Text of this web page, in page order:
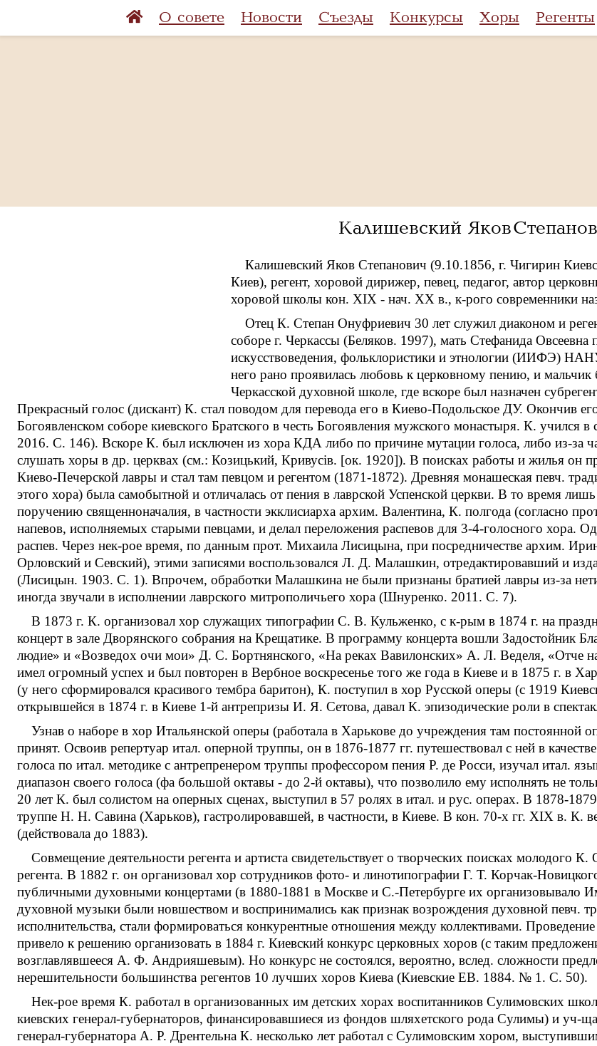
О совете Новости Съезды Конкурсы Хоры Регенты
Калишевский Яков
Калишевский Яков Степанович (9.10.1856, г. Чигирин
Киев), регент, хоровой дирижер, певец, педагог, автор
хоровой школы кон. ХIХ - нач. ХХ в., к-рого современники
Отец К. Степан Онуфриевич 30 лет служил диаконом и
соборе г. Черкассы (Беляков. 1997), мать Стефанида
искусствоведения, фольклористики и этнологии (ИИФЭ)
него рано проявилась любовь к церковному пению, и
Черкасской духовной школе, где вскоре был назначен
Прекрасный голос (дискант) К. стал поводом для перевода его в Киево-Подольское ДУ. Окончив
Богоявленском соборе киевского Братского в честь Богоявления мужского монастыря. К.
2016. С. 146). Вскоре К. был исключен из хора КДА либо по причине мутации голоса, либо из-за
слушать хоры в др. церквах (см.: Козицький, Кривусiв. [ок. 1920]). В поисках работы и жилья он
Киево-Печерской лавры и стал там певцом и регентом (1871-1872). Древняя монашеская певч.
этого хора) была самобытной и отличалась от пения в лаврской Успенской церкви. В то время
поручению священноначалия, в частности экклисиарха архим. Валентина, К. полгода (согласно
напевов, исполняемых старыми певцами, и делал переложения распевов для 3-4-голосного хора.
распев. Через нек-рое время, по данным прот. Михаила Лисицына, при посредничестве архим.
Орловский и Севский), этими записями воспользовался Л. Д. Малашкин, отредактировавший и
(Лисицын. 1903. С. 1). Впрочем, обработки Малашкина не были признаны братией лавры из-за
иногда звучали в исполнении лаврского митрополичьего хора (Шнуренко. 2011. С. 7).
В 1873 г. К. организовал хор служащих типографии С. В. Кульженко, с к-рым в 1874 г. на
концерт в зале Дворянского собрания на Крещатике. В программу концерта вошли Задостойник
людие» и «Возведох очи мои» Д. С. Бортнянского, «На реках Вавилонских» А. Л. Веделя, «Отче
имел огромный успех и был повторен в Вербное воскресенье того же года в Киеве и в 1875 г. в
(у него сформировался красивого тембра баритон), К. поступил в хор Русской оперы (с 1919
открывшейся в 1874 г. в Киеве 1-й антрепризы И. Я. Сетова, давал К. эпизодические роли в
Узнав о наборе в хор Итальянской оперы (работала в Харькове до учреждения там
принят. Освоив репертуар итал. оперной труппы, он в 1876-1877 гг. путешествовал с ней в
голоса по итал. методике с антрепренером труппы профессором пения Р. де Росси, изучал итал.
диапазон своего голоса (фа большой октавы - до 2-й октавы), что позволило ему исполнять не
20 лет К. был солистом на оперных сценах, выступил в 57 ролях в итал. и рус. операх. В 1878-
труппе Н. Н. Савина (Харьков), гастролировавшей, в частности, в Киеве. В кон. 70-х гг. ХIХ в. К.
(действовала до 1883).
Совмещение деятельности регента и артиста свидетельствует о творческих поисках молодого
регента. В 1882 г. он организовал хор сотрудников фото- и линотипографии Г. Т. Корчак-
публичными духовными концертами (в 1880-1881 в Москве и С.-Петербурге их
духовной музыки были новшеством и воспринимались как признак возрождения духовной певч.
исполнительства, стали формироваться конкурентные отношения между коллективами.
привело к решению организовать в 1884 г. Киевский конкурс церковных хоров (с таким
возглавлявшееся А. Ф. Андрияшевым). Но конкурс не состоялся, вероятно, вслед. сложности
нерешительности большинства регентов 10 лучших хоров Киева (Киевские ЕВ. 1884. № 1. С. 50).
Нек-рое время К. работал в организованных им детских хорах воспитанников Сулимовских
киевских генерал-губернаторов, финансировавшиеся из фондов шляхетского рода Сулимы) и уч-
генерал-губернатора А. Р. Дрентельна К. несколько лет работал с Сулимовским хором,